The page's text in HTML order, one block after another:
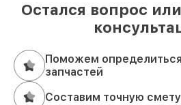
Остался вопрос
Поможем
запчастей
Составим точную